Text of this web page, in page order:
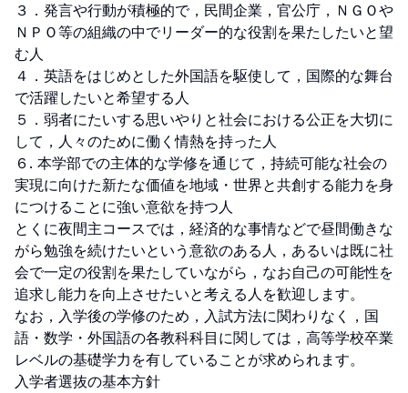
３．発言や行動が積極的で，民間企業，官公庁，ＮＧＯや
ＮＰＯ等の組織の中でリーダー的な役割を果たしたいと望
む人
４．英語をはじめとした外国語を駆使して，国際的な舞台
で活躍したいと希望する人
５．弱者にたいする思いやりと社会における公正を大切に
して，人々のために働く情熱を持った人
６. 本学部での主体的な学修を通じて，持続可能な社会の
実現に向けた新たな価値を地域・世界と共創する能力を身
につけることに強い意欲を持つ人
とくに夜間主コースでは，経済的な事情などで昼間働きな
がら勉強を続けたいという意欲のある人，あるいは既に社
会で一定の役割を果たしていながら，なお自己の可能性を
追求し能力を向上させたいと考える人を歓迎します。
なお，入学後の学修のため，入試方法に関わりなく，国
語・数学・外国語の各教科科目に関しては，高等学校卒業
レベルの基礎学力を有していることが求められます。
入学者選抜の基本方針